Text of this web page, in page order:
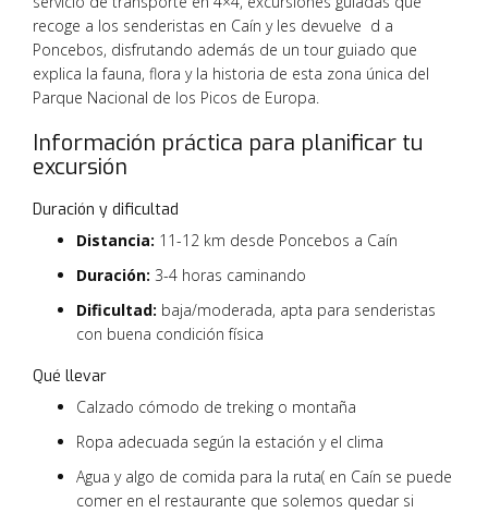
recoge a los senderistas en Caín y les devuelve d a
Poncebos, disfrutando además de un tour guiado que
explica la fauna, flora y la historia de esta zona única del
Parque Nacional de los Picos de Europa.
Información práctica para planificar tu
excursión
Duración y dificultad
Distancia: 11-12 km desde Poncebos a Caín
Duración: 3-4 horas caminando
Dificultad: baja/moderada, apta para senderistas
con buena condición física
Qué llevar
Calzado cómodo de treking o montaña
Ropa adecuada según la estación y el clima
Agua y algo de comida para la ruta( en Caín se puede
comer en el restaurante que solemos quedar si